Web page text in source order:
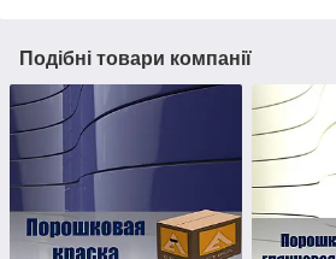
Подібні товари компанії